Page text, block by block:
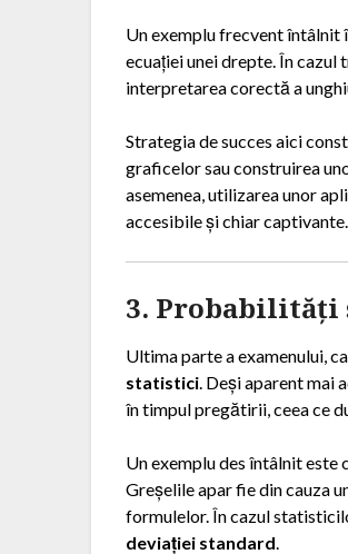
Un exemplu frecvent întâlnit
ecuației unei drepte. În
interpretarea corectă a
Strategia de succes aici
graficelor sau construirea
asemenea, utilizarea unor
accesibile și chiar captivante.
3. Probabilități
Ultima parte a examenului,
statistici . Deși aparent
în timpul pregătirii, ceea ce
Un exemplu des întâlnit este
Greșelile apar fie din cauza
formulelor. În cazul
deviației standard